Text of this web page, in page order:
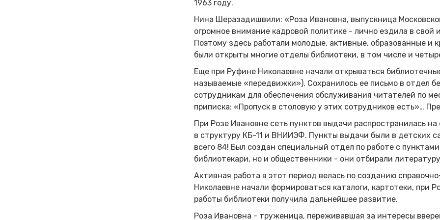
1963 году.
Нина Шеразадишвили: «Роза Ивановна, выпускница
огромное внимание кадровой политике - лично ездила в
Поэтому здесь работали молодые, активные, образованные и
были открыты многие отделы библиотеки, в том числе и
Еще при Руфине Николаевне начали открываться
называемые «передвижки»). Сохранилось ее письмо в отдел
сотрудникам для обеспечения обслуживания читателей по
приписка: «Пропуск в столовую у этих сотрудников есть»…
При Розе Ивановне сеть пунктов выдачи распространилась
в структуру КБ-11 и ВНИИЭФ. Пункты выдачи были в детских
всего 84! Был создан специальный отдел по работе с
библиотекари, но и общественники - они отбирали
Активная работа в этот период велась по созданию
Николаевне начали формироваться каталоги, картотеки, при
работы библиотеки получила дальнейшее развитие.
Роза Ивановна - труженица, переживавшая за интересы